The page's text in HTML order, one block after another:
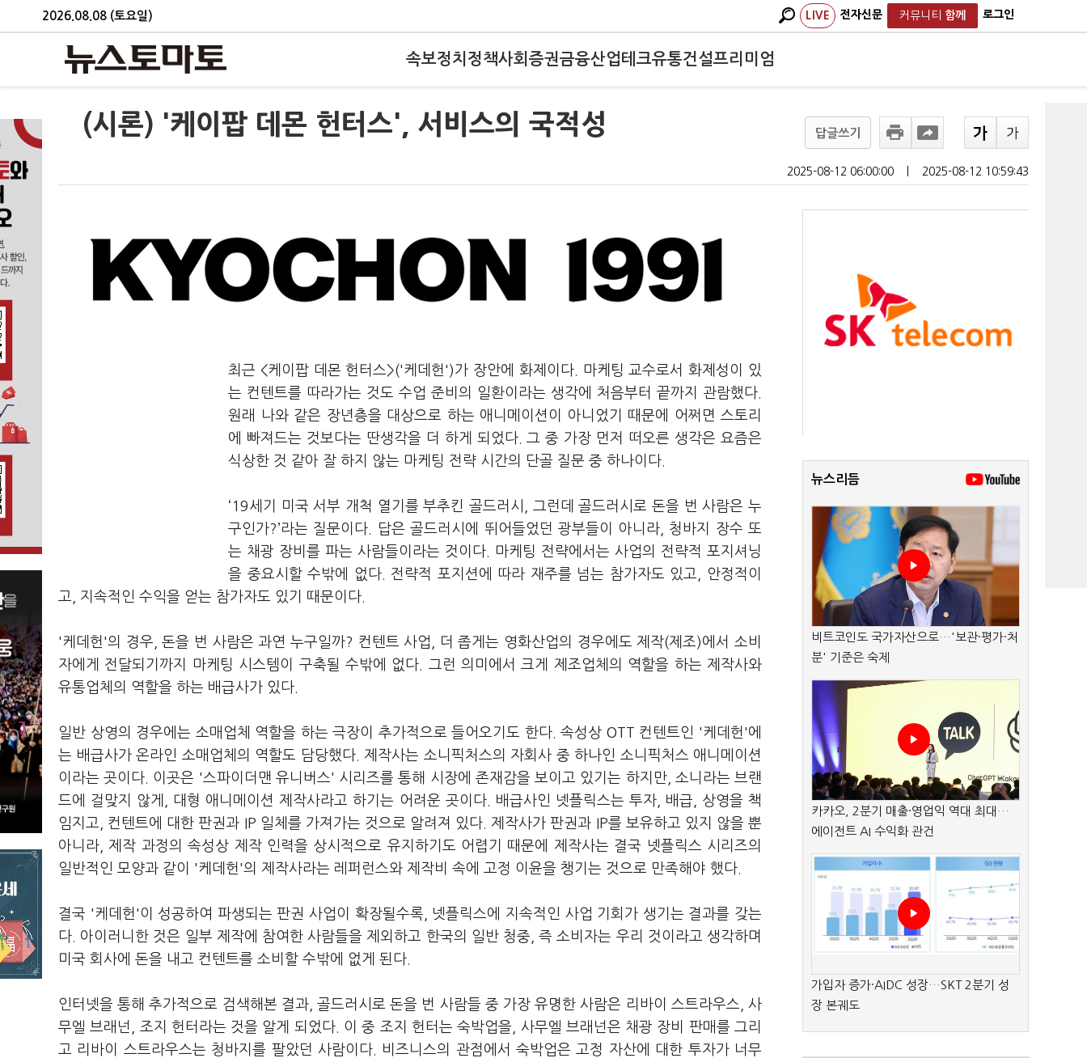
2026.08.08 (토요일) LIVE 전자신문 커뮤니티 함께 로그인
속보정치 정책사회 증권금융산업테크유통건설프리미엄
(시론) '케이팝 데몬 헌터스', 서비스의 국적성 답글쓰기
2025-08-12 06:00:00 2025-08-12 10:59:43
최근 <케이팝 데몬 헌터스>('케데헌')가 장안에 화제이다. 마케팅 교수로서 화제성이 있
는 컨텐트를 따라가는 것도 수업 준비의 일환이라는 생각에 처음부터 끝까지 관람했다.
원래 나와 같은 장년층을 대상으로 하는 애니메이션이 아니었기 때문에 어쩌면 스토리
에 빠져드는 것보다는 딴생각을 더 하게 되었다. 그 중 가장 먼저 떠오른 생각은 요즘은
식상한 것 같아 잘 하지 않는 마케팅 전략 시간의 단골 질문 중 하나이다.
‘19세기 미국 서부 개척 열기를 부추킨 골드러시, 그런데 골드러시로 돈을 번 사람은 누
구인가?’라는 질문이다. 답은 골드러시에 뛰어들었던 광부들이 아니라, 청바지 장수 또
는 채광 장비를 파는 사람들이라는 것이다. 마케팅 전략에서는 사업의 전략적 포지셔닝
을 중요시할 수밖에 없다. 전략적 포지션에 따라 재주를 넘는 참가자도 있고, 안정적이
고, 지속적인 수익을 얻는 참가자도 있기 때문이다.
'케데헌'의 경우, 돈을 번 사람은 과연 누구일까? 컨텐트 사업, 더 좁게는 영화산업의 경우에도 제작(제조)에서 소비
자에게 전달되기까지 마케팅 시스템이 구축될 수밖에 없다. 그런 의미에서 크게 제조업체의 역할을 하는 제작사와
유통업체의 역할을 하는 배급사가 있다.
일반 상영의 경우에는 소매업체 역할을 하는 극장이 추가적으로 들어오기도 한다. 속성상 OTT 컨텐트인 '케데헌'에
는 배급사가 온라인 소매업체의 역할도 담당했다. 제작사는 소니픽처스의 자회사 중 하나인 소니픽처스 애니메이션
이라는 곳이다. 이곳은 '스파이더맨 유니버스' 시리즈를 통해 시장에 존재감을 보이고 있기는 하지만, 소니라는 브랜
드에 걸맞지 않게, 대형 애니메이션 제작사라고 하기는 어려운 곳이다. 배급사인 넷플릭스는 투자, 배급, 상영을 책
임지고, 컨텐트에 대한 판권과 IP 일체를 가져가는 것으로 알려져 있다. 제작사가 판권과 IP를 보유하고 있지 않을 뿐
아니라, 제작 과정의 속성상 제작 인력을 상시적으로 유지하기도 어렵기 때문에 제작사는 결국 넷플릭스 시리즈의
일반적인 모양과 같이 '케데헌'의 제작사라는 레퍼런스와 제작비 속에 고정 이윤을 챙기는 것으로 만족해야 했다.
결국 '케데헌'이 성공하여 파생되는 판권 사업이 확장될수록, 넷플릭스에 지속적인 사업 기회가 생기는 결과를 갖는
다. 아이러니한 것은 일부 제작에 참여한 사람들을 제외하고 한국의 일반 청중, 즉 소비자는 우리 것이라고 생각하며
미국 회사에 돈을 내고 컨텐트를 소비할 수밖에 없게 된다.
인터넷을 통해 추가적으로 검색해본 결과, 골드러시로 돈을 번 사람들 중 가장 유명한 사람은 리바이 스트라우스, 사
무엘 브래넌, 조지 헌터라는 것을 알게 되었다. 이 중 조지 헌터는 숙박업을, 사무엘 브래넌은 채광 장비 판매를 그리
고 리바이 스트라우스는 청바지를 팔았던 사람이다. 비즈니스의 관점에서 숙박업은 고정 자산에 대한 투자가 너무
뉴스리듬
비트코인도 국가자산으로…'보관·평가·처
분' 기준은 숙제
카카오, 2분기 매출·영업익 역대 최대…
에이전트 AI 수익화 관건
가입자 증가·AIDC 성장…SKT 2분기 성
장 본궤도